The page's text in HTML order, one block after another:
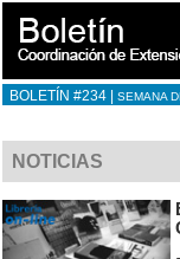
BOLETÍN #234 | SEMANA
NOTICIAS